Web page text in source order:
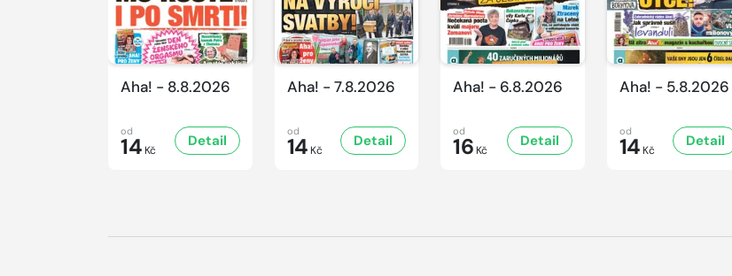
Aha! - 8.8.2026
od
14 Kč
Detail
Aha! - 7.8.2026
od
14 Kč
Detail
Aha! - 6.8.2026
od
16 Kč
Detail
Aha! - 5.8.2026
od
14 Kč
Detail